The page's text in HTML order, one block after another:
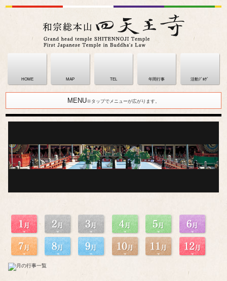
HOME MAP TEL 年間行事 活動ﾌﾞﾛｸﾞ
MENU※タップでメニューが広がります。